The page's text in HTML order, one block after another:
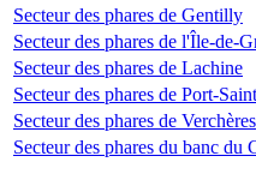
Secteur des phares de Gentilly
Secteur des phares de l'Île-de-
Secteur des phares de Lachine
Secteur des phares de Port-
Secteur des phares de Verchères
Secteur des phares du banc du